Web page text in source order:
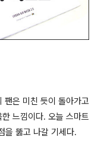
팬은 미친 듯이 돌아가고
느낌이다. 오늘 스마트
을 뚫고 나갈 기세다.